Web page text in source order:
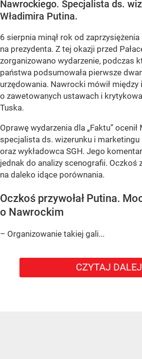
Nawrockiego. Specjalista ds.
Władimira Putina.
6 sierpnia minął rok od
na prezydenta. Z tej okazji przed
zorganizowano wydarzenie, podczas
państwa podsumowała pierwsze
urzędowania. Nawrocki mówił między
o zawetowanych ustawach i
Tuska.
Oprawę wydarzenia dla „Faktu” ocenił
specjalista ds. wizerunku i
oraz wykładowca SGH. Jego
jednak do analizy scenografii. Oczkoś
na daleko idące porównania.
Oczkoś przywołał Putina.
o Nawrockim
– Organizowanie takiej gali...
CZYTAJ DALEJ